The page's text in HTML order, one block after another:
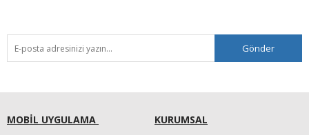
Gönder
MOBİL UYGULAMA KURUMSAL